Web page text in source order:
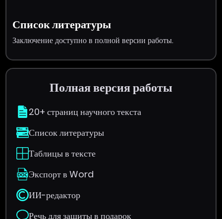
Список литературы
Заключение доступно в полной версии работы.
Полная версия работы
20+ страниц научного текста
Список литературы
Таблицы в тексте
Экспорт в Word
ИИ-редактор
Речь для защиты в подарок